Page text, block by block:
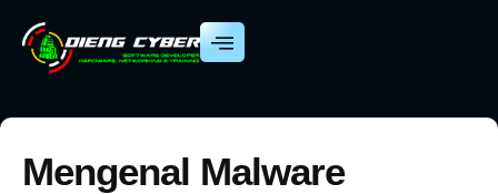
Mengenal Malware